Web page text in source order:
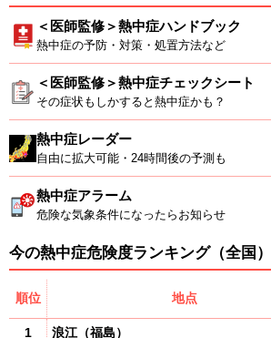
＜医師監修＞熱中症ハンドブック
熱中症の予防・対策・処置方法など
＜医師監修＞熱中症チェックシート
その症状もしかすると熱中症かも？
熱中症レーダー
自由に拡大可能・24時間後の予測も
熱中症アラーム
危険な気象条件になったらお知らせ
今の熱中症危険度ランキング（全国）
順位 地点
1 浪江（福島）